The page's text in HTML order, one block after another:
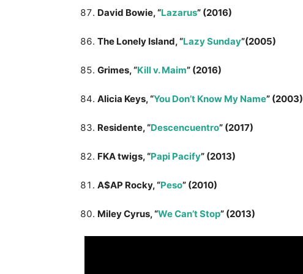
David Bowie, “Lazarus” (2016)
The Lonely Island, “Lazy Sunday”(2005)
Grimes, “Kill v. Maim” (2016)
Alicia Keys, “You Don’t Know My Name” (2003)
Residente, “Descencuentro” (2017)
FKA twigs, “Papi Pacify” (2013)
A$AP Rocky, “Peso” (2010)
Miley Cyrus, “We Can’t Stop” (2013)